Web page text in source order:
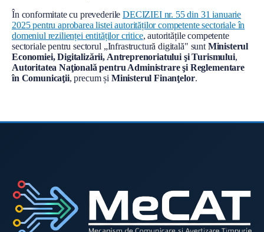
În conformitate cu prevederileDECIZIEI nr. 55 din 31 ianuarie
2025 pentru aprobarea listei autorităților competente sectoriale în
domeniul rezilienței entităților critice, autoritățile competente
sectoriale pentru sectorul „Infrastructură digitală" sunt Ministerul
Economiei, Digitalizării, Antreprenoriatului şi Turismului,
Autoritatea Naţională pentru Administrare şi Reglementare
în Comunicaţii, precum și Ministerul Finanţelor.